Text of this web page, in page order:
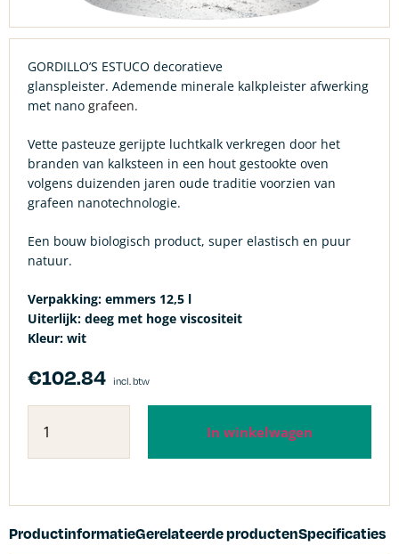
GORDILLO’S ESTUCO decoratieve
glanspleister. Ademende minerale kalkpleister afwerking
met nano grafeen.
Vette pasteuze gerijpte luchtkalk verkregen door het
branden van kalksteen in een hout gestookte oven
volgens duizenden jaren oude traditie voorzien van
grafeen nanotechnologie.
Een bouw biologisch product, super elastisch en puur
natuur.
Verpakking: emmers 12,5 l
Uiterlijk: deeg met hoge viscositeit
Kleur: wit
€102.84 incl. btw
In winkelwagen
ProductinformatieGerelateerde productenSpecificaties